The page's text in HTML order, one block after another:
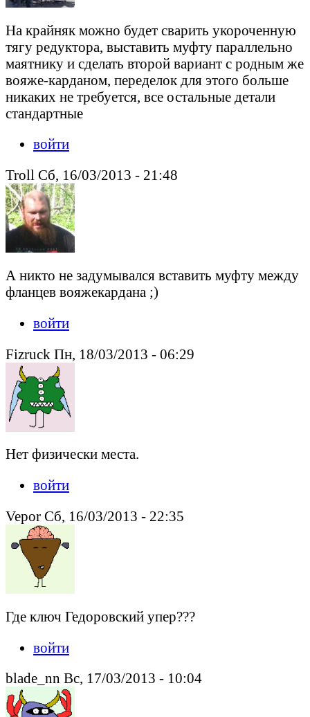
На крайняк можно будет сварить укороченную
тягу редуктора, выставить муфту параллельно
маятнику и сделать второй вариант с родным же
вояже-карданом, переделок для этого больше
никаких не требуется, все остальные детали
стандартные
войти
Troll Сб, 16/03/2013 - 21:48
А никто не задумывался вставить муфту между
фланцев вояжекардана ;)
войти
Fizruck Пн, 18/03/2013 - 06:29
Нет физически места.
войти
Vepor Сб, 16/03/2013 - 22:35
Где ключ Гедоровский упер???
войти
blade_nn Вс, 17/03/2013 - 10:04